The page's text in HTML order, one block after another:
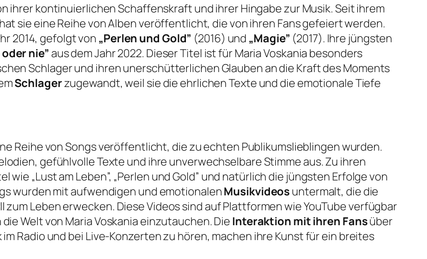
ihrer kontinuierlichen Schaffenskraft und ihrer Hingabe zur Musik. Seit ihrem
sie eine Reihe von Alben veröffentlicht, die von ihren Fans gefeiert werden.
2014, gefolgt von „Perlen und Gold” (2016) und „Magie” (2017). Ihre jüngsten
nie” aus dem Jahr 2022. Dieser Titel ist für Maria Voskania besonders
Schlager und ihren unerschütterlichen Glauben an die Kraft des Moments
Schlagerzugewandt, weil sie die ehrlichen Texte und die emotionale Tiefe
Reihe von Songs veröffentlicht, die zu echten Publikumslieblingen wurden.
gefühlvolle Texte und ihre unverwechselbare Stimme aus. Zu ihren
„Lust am Leben”, „Perlen und Gold” und natürlich die jüngsten Erfolge von
wurden mit aufwendigen und emotionalenMusikvideos untermalt, die die
Leben erwecken. Diese Videos sind auf Plattformen wie YouTube verfügbar
Welt von Maria Voskania einzutauchen. Die Interaktion mit ihren Fansüber
Radio und bei Live-Konzerten zu hören, machen ihre Kunst für ein breites